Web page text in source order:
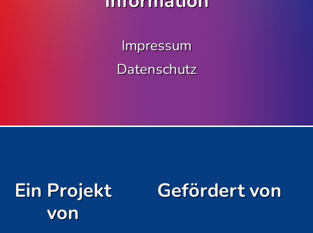
Impressum
Datenschutz
Ein Projekt
von
Gefördert von